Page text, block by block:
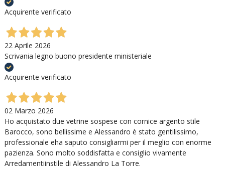
Acquirente verificato
22 Aprile 2026
Scrivania legno buono presidente ministeriale
Acquirente verificato
02 Marzo 2026
Ho acquistato due vetrine sospese con cornice argento stile
Barocco, sono bellissime e Alessandro è stato gentilissimo,
professionale eha saputo consigliarmi per il meglio con enorme
pazienza. Sono molto soddisfatta e consiglio vivamente
Arredamentiinstile di Alessandro La Torre.